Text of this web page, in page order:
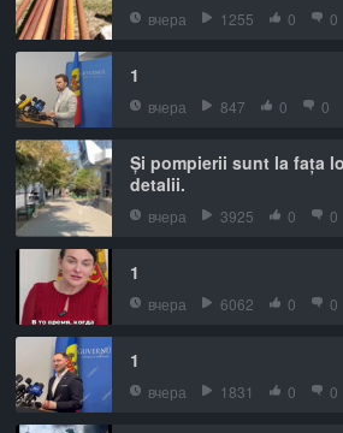
вчера 1255 0 0
1
вчера 847 0 0
Și pompierii sunt la fața
detalii.
вчера 3925 0 0
1
вчера 6062 0 0
1
вчера 1831 0 0